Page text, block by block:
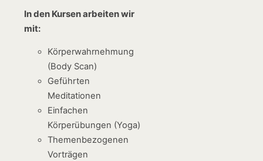
In den Kursen arbeiten wir
mit:
Körperwahrnehmung
(Body Scan)
Geführten
Meditationen
Einfachen
Körperübungen (Yoga)
Themenbezogenen
Vorträgen